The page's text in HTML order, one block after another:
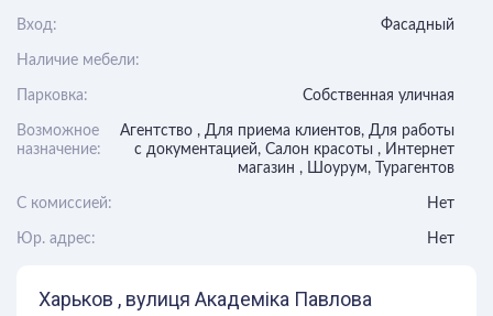
Вход: Фасадный
Наличие мебели:
Парковка: Собственная уличная
Возможное
назначение:
Агентство , Для приема клиентов, Для работы
с документацией, Салон красоты , Интернет
магазин , Шоурум, Турагентов
C комиссией: Нет
Юр. адрес: Нет
Харьков , вулиця Академіка Павлова